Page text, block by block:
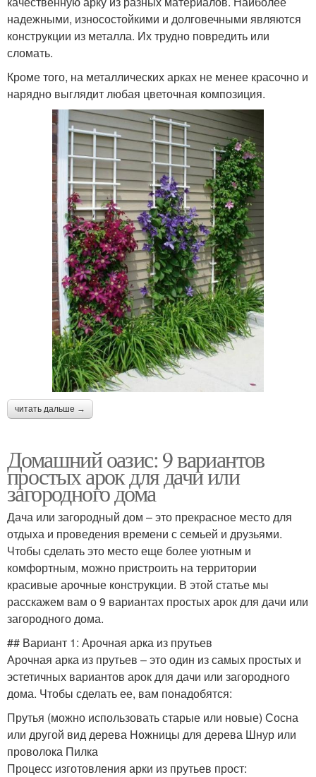
надежными, износостойкими и долговечными являются
конструкции из металла. Их трудно повредить или
сломать.
Кроме того, на металлических арках не менее красочно и
нарядно выглядит любая цветочная композиция.
читать дальше →
Домашний оазис: 9 вариантов
простых арок для дачи или
загородного дома
Дача или загородный дом – это прекрасное место для
отдыха и проведения времени с семьей и друзьями.
Чтобы сделать это место еще более уютным и
комфортным, можно пристроить на территории
красивые арочные конструкции. В этой статье мы
расскажем вам о 9 вариантах простых арок для дачи или
загородного дома.
## Вариант 1: Арочная арка из прутьев
Арочная арка из прутьев – это один из самых простых и
эстетичных вариантов арок для дачи или загородного
дома. Чтобы сделать ее, вам понадобятся:
Прутья (можно использовать старые или новые) Сосна
или другой вид дерева Ножницы для дерева Шнур или
проволока Пилка
Процесс изготовления арки из прутьев прост: